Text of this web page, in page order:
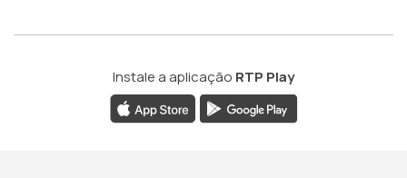
Instale a aplicação RTP Play